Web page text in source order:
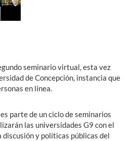
seminario virtual, esta vez
de Concepción, instancia que
en línea.
parte de un ciclo de seminarios
las universidades G9 con el
y políticas públicas del